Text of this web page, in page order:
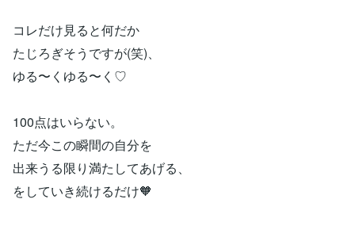
コレだけ見ると何だか
たじろぎそうですが(笑)、
ゆる〜くゆる〜く♡
100点はいらない。
ただ今この瞬間の自分を
出来うる限り満たしてあげる、
をしていき続けるだけ🧡